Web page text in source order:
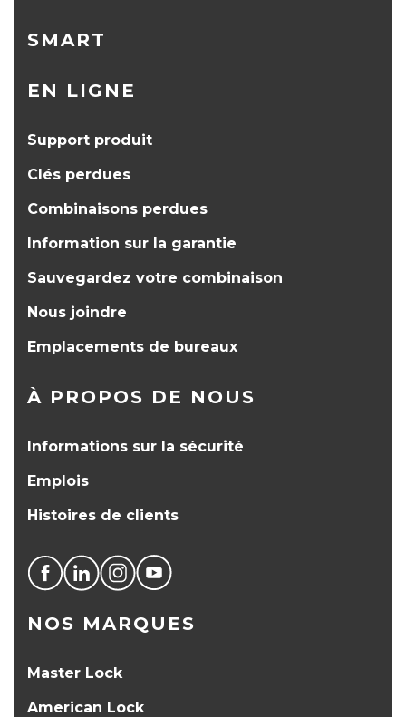
SMART
EN LIGNE
Support produit
Clés perdues
Combinaisons perdues
Information sur la garantie
Sauvegardez votre combinaison
Nous joindre
Emplacements de bureaux
À PROPOS DE NOUS
Informations sur la sécurité
Emplois
Histoires de clients
NOS MARQUES
Master Lock
American Lock